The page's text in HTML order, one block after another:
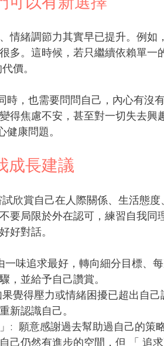
情緒調節力其實早已提升。例
多。這時候，若只繼續依賴單一
價。
時，也需要問問自己，內心有沒
得焦慮不安，甚至對一切失去興
康問題。
成長建議
欣賞自己在人際關係、生活態
要局限於外在認可，練習自我同
好對話。
一味追求最好，轉向細分目標、
，並給予自己讚賞。
覺得壓力或情緒困擾已超出自
新認識自己。
:  願意感謝過去幫助過自己的策
己仍然有進步的空間，但 「 追